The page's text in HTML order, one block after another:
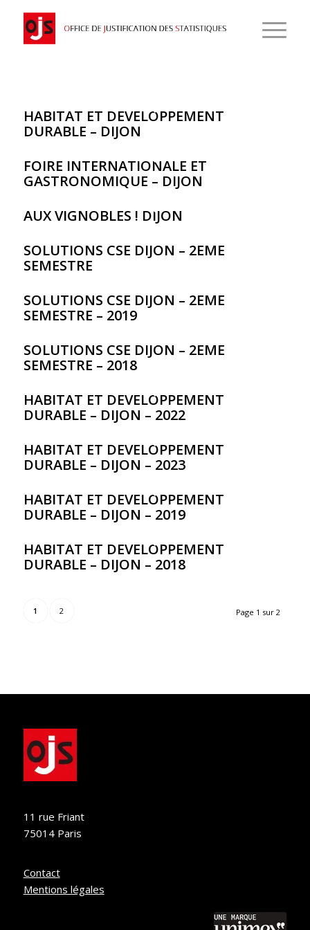
HABITAT ET DEVELOPPEMENT
DURABLE – DIJON
FOIRE INTERNATIONALE ET
GASTRONOMIQUE – DIJON
AUX VIGNOBLES ! DIJON
SOLUTIONS CSE DIJON – 2EME
SEMESTRE
SOLUTIONS CSE DIJON – 2EME
SEMESTRE – 2019
SOLUTIONS CSE DIJON – 2EME
SEMESTRE – 2018
HABITAT ET DEVELOPPEMENT
DURABLE – DIJON – 2022
HABITAT ET DEVELOPPEMENT
DURABLE – DIJON – 2023
HABITAT ET DEVELOPPEMENT
DURABLE – DIJON – 2019
HABITAT ET DEVELOPPEMENT
DURABLE – DIJON – 2018
Page 1 sur 2
1 2
11 rue Friant
75014 Paris
Contact
Mentions légales